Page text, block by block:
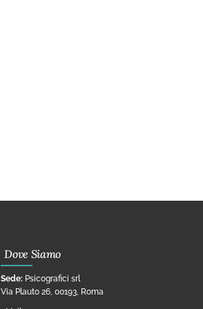
Dove Siamo
Sede: Psicografici srl
Via Plauto 26, 00193, Roma